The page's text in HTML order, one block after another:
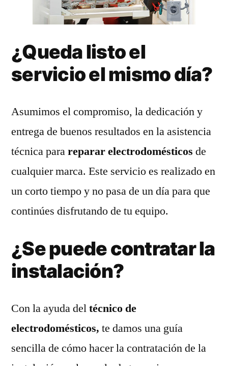
¿Queda listo el
servicio el mismo día?
Asumimos el compromiso, la dedicación y
entrega de buenos resultados en la asistencia
técnica parareparar electrodomésticos de
cualquier marca. Este servicio es realizado en
un corto tiempo y no pasa de un día para que
continúes disfrutando de tu equipo.
¿Se puede contratar la
instalación?
Con la ayuda deltécnico de
electrodomésticos, te damos una guía
sencilla de cómo hacer la contratación de la